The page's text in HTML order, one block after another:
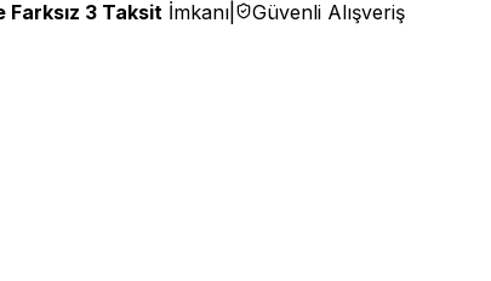
Farksız 3 Taksit İmkanı Güvenli Alışveriş